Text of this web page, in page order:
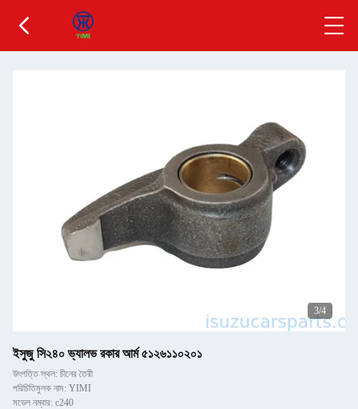
3/4
ইসুজু সি২৪০ ভ্যালভ রকার আর্ম ৫১২৬১১০২০১
উৎপত্তি স্থল: চীনের তৈরী
পরিচিতিমুলক নাম: YIMI
মডেল নম্বার: c240